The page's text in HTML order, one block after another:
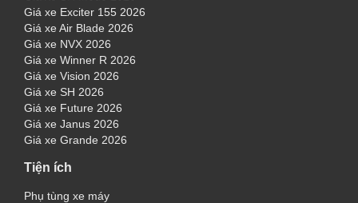
Giá xe Exciter 155 2026
Giá xe Air Blade 2026
Giá xe NVX 2026
Giá xe Winner R 2026
Giá xe Vision 2026
Giá xe SH 2026
Giá xe Future 2026
Giá xe Janus 2026
Giá xe Grande 2026
Tiện ích
Phụ tùng xe máy